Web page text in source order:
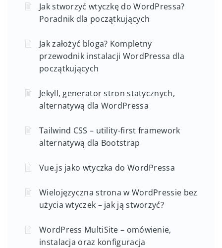
Jak stworzyć wtyczkę do WordPressa?
Poradnik dla początkujących
Jak założyć bloga? Kompletny
przewodnik instalacji WordPressa dla
początkujących
Jekyll, generator stron statycznych,
alternatywą dla WordPressa
Tailwind CSS – utility-first framework
alternatywą dla Bootstrap
Vue.js jako wtyczka do WordPressa
Wielojęzyczna strona w WordPressie bez
użycia wtyczek – jak ją stworzyć?
WordPress MultiSite – omówienie,
instalacja oraz konfiguracja